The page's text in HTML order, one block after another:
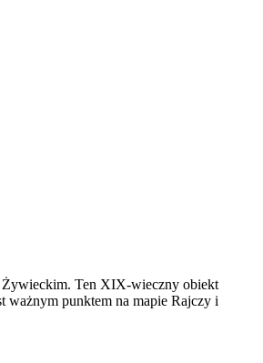
Żywieckim. Ten XIX-wieczny obiekt
ważnym punktem na mapie Rajczy i